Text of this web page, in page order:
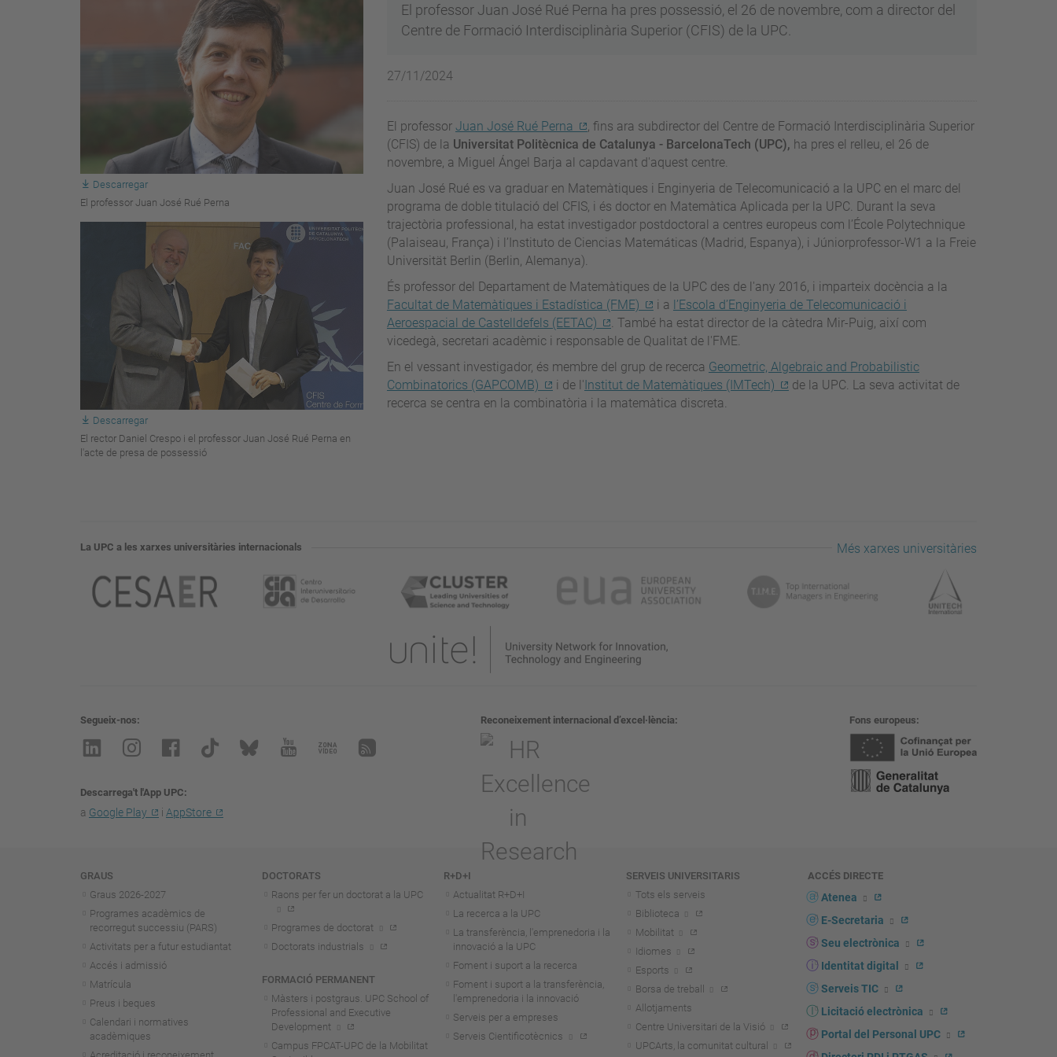
Descarregar
El professor Juan José Rué Perna
Descarregar
El rector Daniel Crespo i el professor Juan José Rué Perna en
l'acte de presa de possessió
El professor Juan José Rué Perna ha pres possessió, el 26 de novembre, com a director del
Centre de Formació Interdisciplinària Superior (CFIS) de la UPC.
27/11/2024
El professor Juan José Rué Perna
, fins ara subdirector del Centre de Formació Interdisciplinària Superior
(CFIS) de la Universitat Politècnica de Catalunya - BarcelonaTech (UPC), ha pres el relleu, el 26 de
novembre, a Miguel Ángel Barja al capdavant d'aquest centre.
Juan José Rué es va graduar en Matemàtiques i Enginyeria de Telecomunicació a la UPC en el marc del
programa de doble titulació del CFIS, i és doctor en Matemàtica Aplicada per la UPC. Durant la seva
trajectòria professional, ha estat investigador postdoctoral a centres europeus com l’École Polytechnique
(Palaiseau, França) i l’Instituto de Ciencias Matemáticas (Madrid, Espanya), i Júniorprofessor-W1 a la Freie
Universität Berlin (Berlin, Alemanya).
És professor del Departament de Matemàtiques de la UPC des de l'any 2016, i imparteix docència a la
Facultat de Matemàtiques i Estadística (FME)
i a l’Escola d’Enginyeria de Telecomunicació i
Aeroespacial de Castelldefels (EETAC)
. També ha estat director de la càtedra Mir-Puig, així com
vicedegà, secretari acadèmic i responsable de Qualitat de l'FME.
En el vessant investigador, és membre del grup de recerca Geometric, Algebraic and Probabilistic
Combinatorics (GAPCOMB)
i de l' Institut de Matemàtiques (IMTech)
de la UPC. La seva activitat de
recerca se centra en la combinatòria i la matemàtica discreta.
La UPC a les xarxes universitàries internacionals Més xarxes universitàries
Segueix-nos
Descarrega't l'App UPC
a Google Play i AppStore
Reconeixement internacional d’excel·lència Fons europeus
Navegació
GRAUS
Graus 2026-2027
Programes acadèmics de
recorregut successiu (PARS)
Activitats per a futur estudiantat
Accés i admissió
Matrícula
Preus i beques
Calendari i normatives
acadèmiques
DOCTORATS
Raons per fer un doctorat a la UPC
Programes de doctorat
Doctorats industrials
FORMACIÓ PERMANENT
Màsters i postgraus. UPC School of
Professional and Executive
Development
Campus FPCAT-UPC de la Mobilitat
R+D+I
Actualitat R+D+I
La recerca a la UPC
La transferència, l'emprenedoria i la
innovació a la UPC
Foment i suport a la recerca
Foment i suport a la transferència,
l'emprenedoria i la innovació
Serveis per a empreses
Serveis Cientificotècnics
SERVEIS UNIVERSITARIS
Tots els serveis
Biblioteca
Mobilitat
Idiomes
Esports
Borsa de treball
Allotjaments
Centre Universitari de la Visió
UPCArts, la comunitat cultural
ACCÉS DIRECTE
Atenea
E-Secretaria
Seu electrònica
Identitat digital
Serveis TIC
Licitació electrònica
Portal del Personal UPC